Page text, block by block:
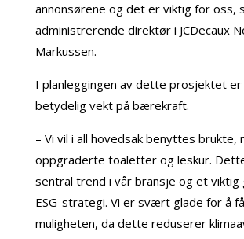
annonsørene og det er viktig for oss,
administrerende direktør i JCDecaux
Markussen.
I planleggingen av dette prosjektet
betydelig vekt på bærekraft.
– Vi vil i all hovedsak benyttes brukte,
oppgraderte toaletter og leskur.
sentral trend i vår bransje og et viktig
ESG-strategi. Vi er svært glade for å
muligheten, da dette reduserer